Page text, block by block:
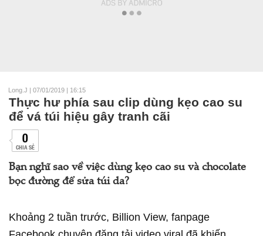
Long.J | 07/01/2019 | 16:15
Thực hư phía sau clip dùng kẹo cao su
để vá túi hiệu gây tranh cãi
0
CHIA SẺ
Bạn nghĩ sao về việc dùng kẹo cao su và chocolate
bọc đường để sửa túi da?
Khoảng 2 tuần trước, Billion View, fanpage